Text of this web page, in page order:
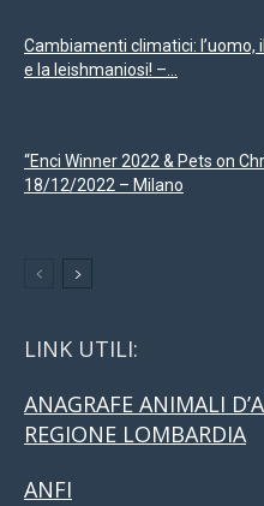
Cambiamenti climatici: l’uomo,
e la leishmaniosi! –...
“Enci Winner 2022 & Pets on
18/12/2022 – Milano
LINK UTILI:
ANAGRAFE ANIMALI
REGIONE LOMBARDIA
ANFI